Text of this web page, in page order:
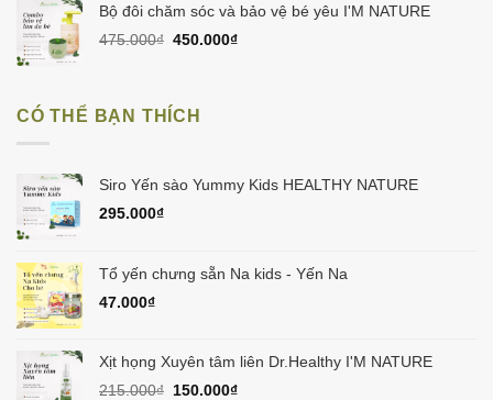
là:
580.000₫.
tại
550.000₫.
Bộ đôi chăm sóc và bảo vệ bé yêu I'M NATURE
475.000₫ Giá
450.000₫Giá
CÓ THỂ BẠN THÍCH
Siro Yến sào Yummy Kids HEALTHY NATURE
295.000₫
Tổ yến chưng sẵn Na kids - Yến Na
47.000₫
Xịt họng Xuyên tâm liên Dr.Healthy I'M NATURE
215.000₫ Giá
150.000₫Giá